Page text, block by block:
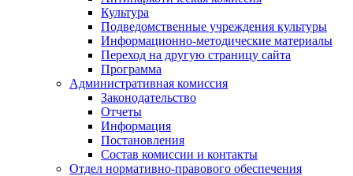
Культура
Подведомственные учреждения культуры
Информационно-методические материалы
Переход на другую страницу сайта
Программа
Административная комиссия
Законодательство
Отчеты
Информация
Постановления
Состав комиссии и контакты
Отдел нормативно-правового обеспечения